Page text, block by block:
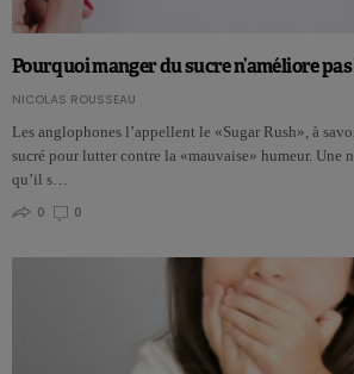
Pourquoi manger du sucre n’améliore
NICOLAS ROUSSEAU
Les anglophones l’appellent le «Sugar Rush», à
sucré pour lutter contre la «mauvaise» humeur. Une
qu’il s…
0
0